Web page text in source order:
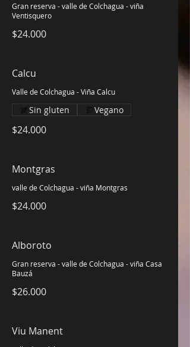
Gran reserva - valle de Colchagua - viña
Ventisquero
$24.000
Calcu
Valle de Colchagua - Viña Calcu
$24.000
Sin gluten Vegano
Montgras
valle de Colchagua - viña Montgras
$24.000
Alboroto
Gran reserva - valle de Colchagua - viña Casa
Bauzá
$26.000
Viu Manent